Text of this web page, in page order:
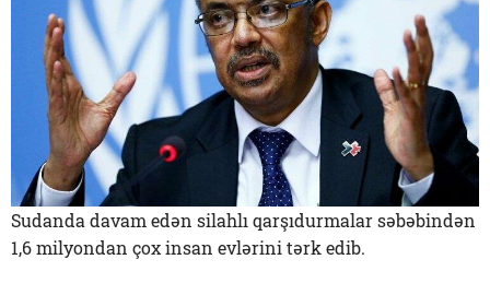
Sudanda davam edən silahlı qarşıdurmalar səbəbindən
1,6 milyondan çox insan evlərini tərk edib.